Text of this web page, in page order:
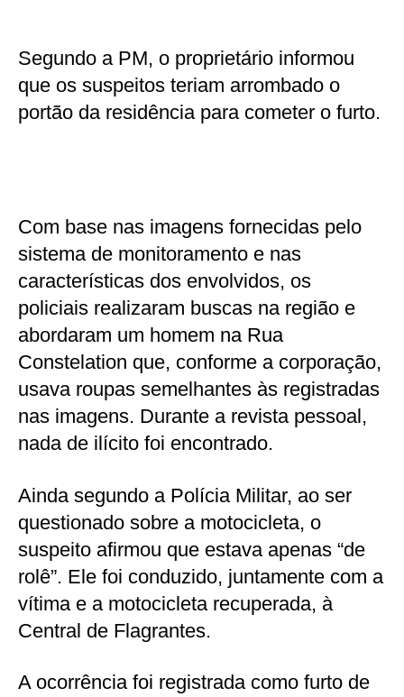
Segundo a PM, o proprietário informou
que os suspeitos teriam arrombado o
portão da residência para cometer o furto.
Com base nas imagens fornecidas pelo
sistema de monitoramento e nas
características dos envolvidos, os
policiais realizaram buscas na região e
abordaram um homem na Rua
Constelation que, conforme a corporação,
usava roupas semelhantes às registradas
nas imagens. Durante a revista pessoal,
nada de ilícito foi encontrado.
Ainda segundo a Polícia Militar, ao ser
questionado sobre a motocicleta, o
suspeito afirmou que estava apenas “de
rolê”. Ele foi conduzido, juntamente com a
vítima e a motocicleta recuperada, à
Central de Flagrantes.
A ocorrência foi registrada como furto de